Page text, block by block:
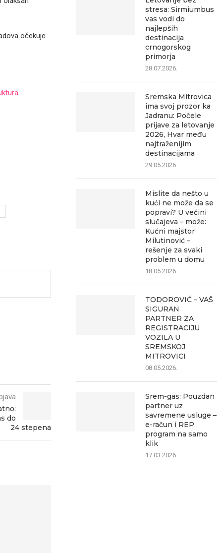
očekuje
do
24 stepena
stresa: Sirmiumbus
vas vodi do
najlepših
destinacija
crnogorskog
primorja
28.07.2026.
Sremska Mitrovica
ima svoj prozor ka
Jadranu: Počele
prijave za letovanje
2026, Hvar među
najtraženijim
destinacijama
29.05.2026.
Mislite da nešto u
kući ne može da se
popravi? U većini
slučajeva – može:
Kućni majstor
Milutinović –
rešenje za svaki
problem u domu
18.05.2026.
TODOROVIĆ – VAŠ
SIGURAN
PARTNER ZA
REGISTRACIJU
VOZILA U
SREMSKOJ
MITROVICI
08.05.2026.
Srem-gas: Pouzdan
partner uz
savremene usluge –
e-račun i REP
program na samo
klik
17.03.2026.